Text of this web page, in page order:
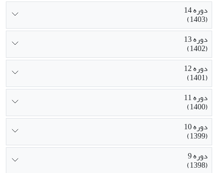
دوره 14
(1403)
دوره 13
(1402)
دوره 12
(1401)
دوره 11
(1400)
دوره 10
(1399)
دوره 9
(1398)